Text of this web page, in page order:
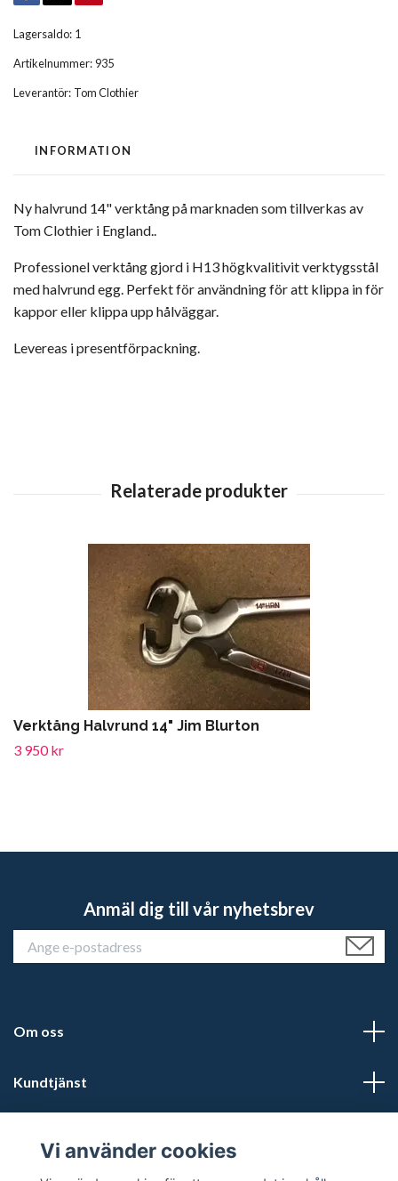
Lagersaldo: 1
Artikelnummer:935
Leverantör: Tom Clothier
INFORMATION
Ny halvrund 14" verktång på marknaden som tillverkas av
Tom Clothier i England..
Professionel verktång gjord i H13 högkvalitivit verktygsstål
med halvrund egg. Perfekt för användning för att klippa in för
kappor eller klippa upp hålväggar.
Levereas i presentförpackning.
Verktång Halvrund 14" Jim Blurton
3 950 kr
Anmäl dig till vår nyhetsbrev
Om oss
Kundtjänst
Vi använder cookies